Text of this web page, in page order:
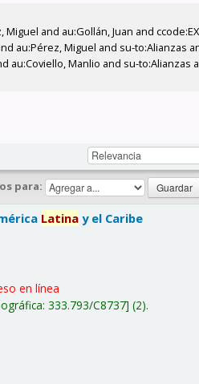
Miguel and au:Gollán, Juan and
au:Pérez, Miguel and su-to:Alianzas
au:Coviello, Manlio and su-to:Alianzas
para:
Latina y el Caribe
en línea
333.793/C8737 (2).